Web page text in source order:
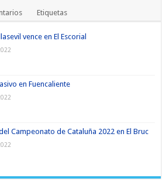
Etiquetas
vence en El Escorial
en Fuencaliente
Campeonato de Cataluña 2022 en El Bruc